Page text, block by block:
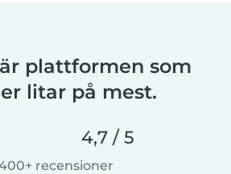
plattformen som
litar på mest.
4,7 / 5
recensioner